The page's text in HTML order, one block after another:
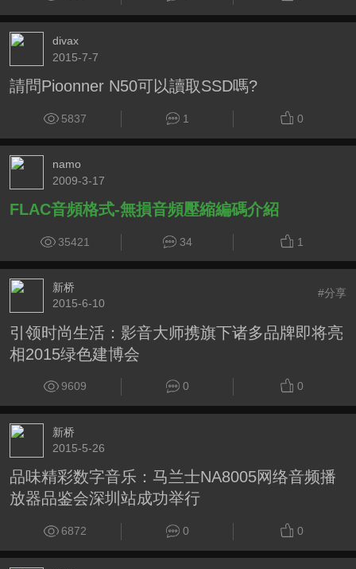
divax
2015-7-7
請問Pioonner N50可以讀取SSD嗎?
5837 1 0
namo
2009-3-17
FLAC音頻格式-無損音頻壓縮編碼介紹
35421 34 1
新桥
2015-6-10
#分享
引领时尚生活：影音大师携旗下诸多品牌即将亮
相2015绿色建博会
9609 0 0
新桥
2015-5-26
品味精彩数字音乐：马兰士NA8005网络音频播
放器品鉴会深圳站成功举行
6872 0 0